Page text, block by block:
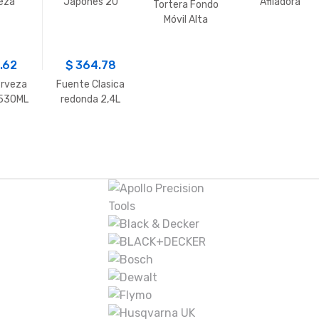
Tortera Fondo
Móvil Alta
$364.78
Fuente Clasica
redonda 2,4L